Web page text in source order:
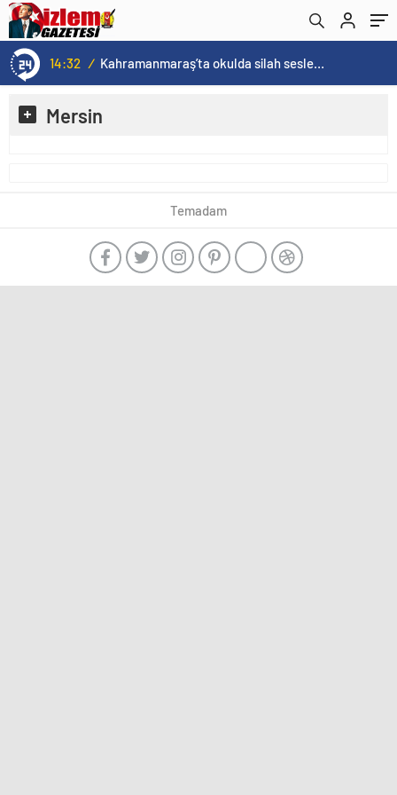
14:32 / Kahramanmaraş’ta okulda silah sesleri duyuldu! Ölü ve yaralılar var
Mersin
Temadam